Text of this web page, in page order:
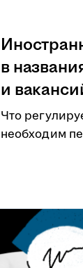
в
и
Что
необходим